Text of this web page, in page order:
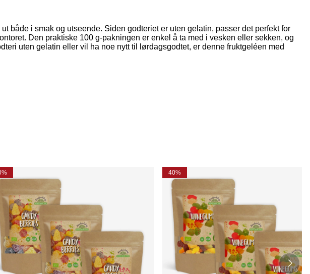
både i smak og utseende. Siden godteriet er uten gelatin, passer det perfekt for
Den praktiske 100 g-pakningen er enkel å ta med i vesken eller sekken, og
uten gelatin eller vil ha noe nytt til lørdagsgodtet, er denne fruktgeléen med
40%